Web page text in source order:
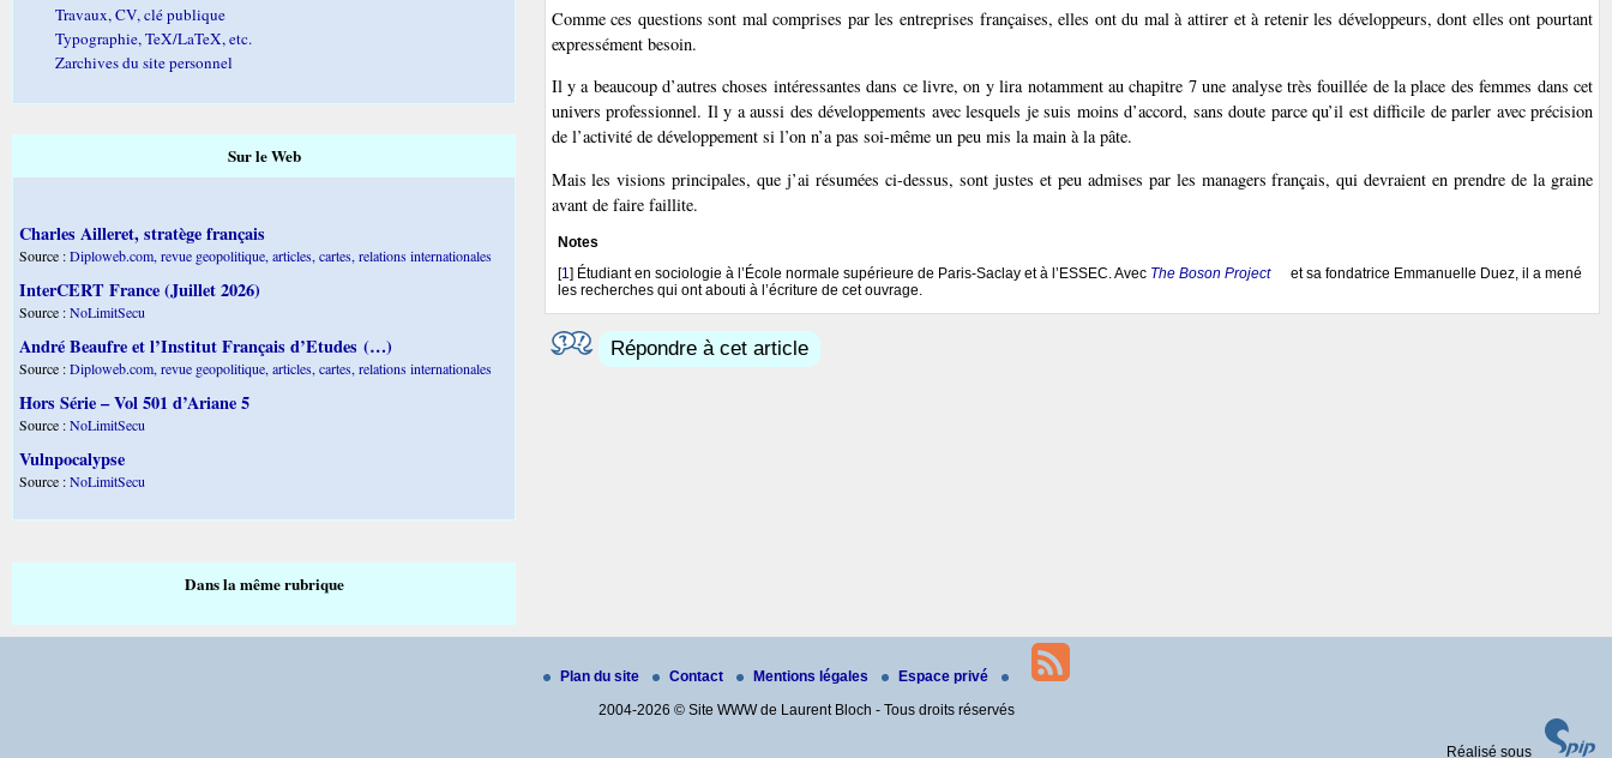
Comme ces questions sont mal comprises par les entreprises françaises, elles ont du mal à attirer et à retenir les développeurs, dont elles ont pourtant
expressément besoin.
Il y a beaucoup d’autres choses intéressantes dans ce livre, on y lira notamment au chapitre 7 une analyse très fouillée de la place des femmes dans cet
univers professionnel. Il y a aussi des développements avec lesquels je suis moins d’accord, sans doute parce qu’il est difficile de parler avec précision
de l’activité de développement si l’on n’a pas soi-même un peu mis la main à la pâte.
Mais les visions principales, que j’ai résumées ci-dessus, sont justes et peu admises par les managers français, qui devraient en prendre de la graine
avant de faire faillite.
Notes
[1] Étudiant en sociologie à l’École normale supérieure de Paris-Saclay et à l’ESSEC. Avec The Boson Project
et sa fondatrice Emmanuelle Duez, il a mené
les recherches qui ont abouti à l’écriture de cet ouvrage.
Répondre à cet article
Travaux, CV, clé publique
Typographie, TeX/LaTeX, etc.
Zarchives du site personnel
Sur le Web
Charles Ailleret, stratège français
Source :Diploweb.com, revue geopolitique, articles, cartes, relations internationales
InterCERT France (Juillet 2026)
Source :NoLimitSecu
André Beaufre et l’Institut Français d’Etudes (…)
Source :Diploweb.com, revue geopolitique, articles, cartes, relations internationales
Hors Série – Vol 501 d’Ariane 5
Source :NoLimitSecu
Vulnpocalypse
Source :NoLimitSecu
Dans la même rubrique
Plan du site Contact Mentions légales
Espace privé
2004-2026 © Site WWW de Laurent Bloch - Tous droits réservés
Réalisé sous